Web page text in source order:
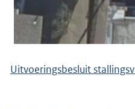
Uitvoeringsbesluit